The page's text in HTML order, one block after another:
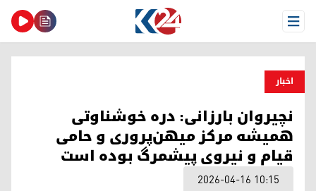
Open Menu
اخبار
نچیروان بارزانی: دره خوشناوتی
همیشه مرکز میهن‌پروری و حامی
قیام و نیروی پیشمرگ بوده ‌است
2026-04-16 10:15